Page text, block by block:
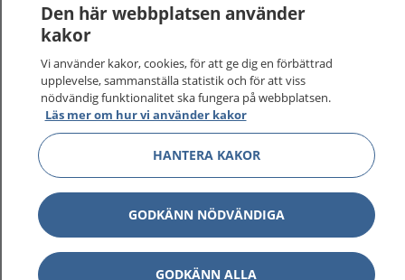
På 1177.se får du råd om hälsa och information om
sjukdomar och vilka mottagningar du kan kontakta.
Logga in för att läsa din journal och göra dina
vårdärenden. Ring telefonnummer 1177 för
sjukvårdsrådgivning dygnet runt.
1177 ger dig råd när du vill må bättre.
1177 på flera språk Show
Den här webbplatsen använder
kakor
Vi använder kakor, cookies, för att ge dig en förbättrad
upplevelse, sammanställa statistik och för att viss
nödvändig funktionalitet ska fungera på webbplatsen.
Läs mer om hur vi använder kakor
HANTERA KAKOR
GODKÄNN NÖDVÄNDIGA
GODKÄNN ALLA